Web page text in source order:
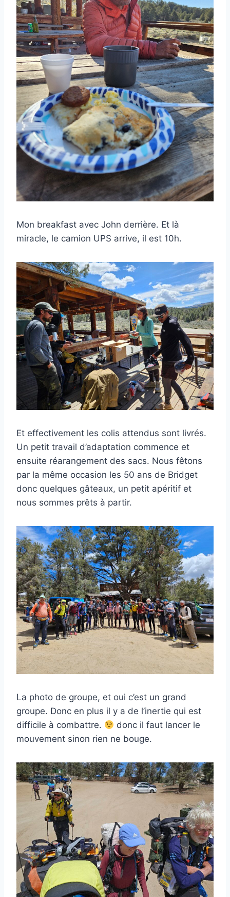
Mon breakfast avec John derrière. Et là
miracle, le camion UPS arrive, il est 10h.
Et effectivement les colis attendus sont livrés.
Un petit travail d’adaptation commence et
ensuite réarangement des sacs. Nous fêtons
par la même occasion les 50 ans de Bridget
donc quelques gâteaux, un petit apéritif et
nous sommes prêts à partir.
La photo de groupe, et oui c’est un grand
groupe. Donc en plus il y a de l’inertie qui est
difficile à combattre.
donc il faut lancer le
mouvement sinon rien ne bouge.